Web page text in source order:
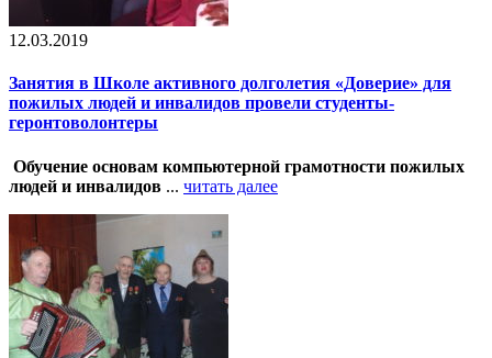
12.03.2019
Занятия в Школе активного долголетия «Доверие» для
пожилых людей и инвалидов провели студенты-
геронтоволонтеры
Обучение основам компьютерной грамотности пожилых
людей и инвалидов ... читать далее